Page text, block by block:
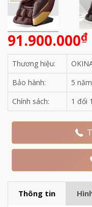
91.900.000₫
Thương hiệu:
Bảo hành:
5 năm
Chính sách:
1 đổi
Thông tin